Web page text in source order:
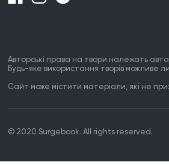
Авторські права на твори належать
Будь-яке використання творів можливе
Сайт може містити матеріали, які не
© 2020 Surgebook. All rights reserved.